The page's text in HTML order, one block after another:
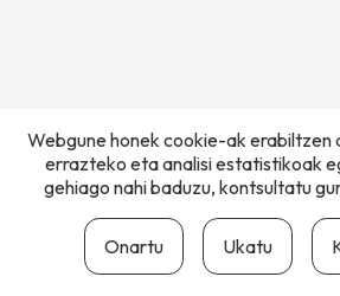
Webgune honek cookie-ak erabiltzen
errazteko eta analisi estatistikoak
gehiago nahi baduzu, kontsultatu
Onartu Ukatu